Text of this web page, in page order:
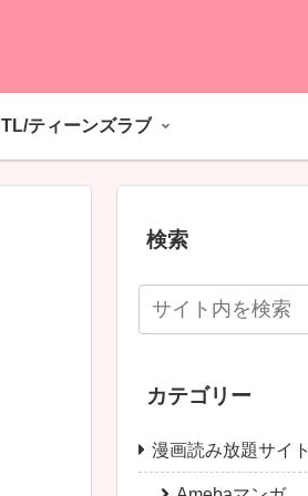
TL/ティーンズラブ
検索
カテゴリー
漫画読み放題サイト